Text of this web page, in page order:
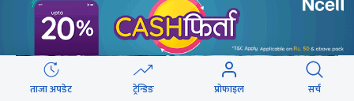
ताजा अपडेट ट्रेन्डिङ प्रोफाइल सर्च